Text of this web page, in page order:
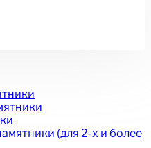
(для 2-х и более